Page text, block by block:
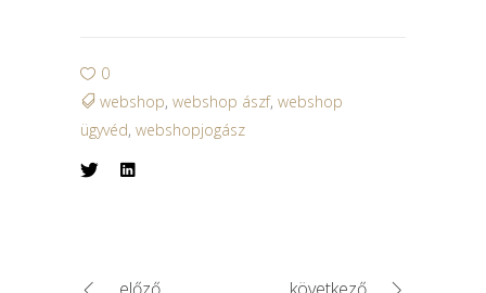
0
webshop, webshop ászf, webshop
ügyvéd, webshopjogász